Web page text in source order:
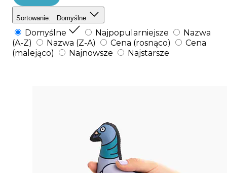
Sortowanie: Domyślne
Domyślne Najpopularniejsze
Nazwa
(A-Z)
Nazwa (Z-A) Cena (rosnąco)
Cena
(malejąco)
Najnowsze Najstarsze